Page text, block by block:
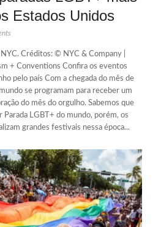
Estados Unidos
Créditos: © NYC & Company |
+ Conventions Confira os eventos
pelo país Com a chegada do mês de
se programam para receber um
do mês do orgulho. Sabemos que
Parada LGBT+ do mundo, porém, os
grandes festivais nessa época...